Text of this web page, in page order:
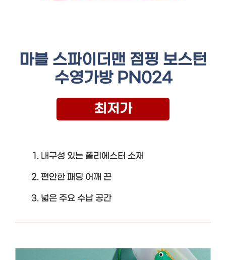
마블 스파이더맨 점핑 보스턴
수영가방 PN024
최저가
내구성 있는 폴리에스터 소재
편안한 패딩 어깨 끈
넓은 주요 수납 공간